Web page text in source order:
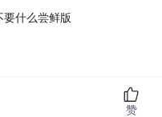
要什么尝鲜版
赞